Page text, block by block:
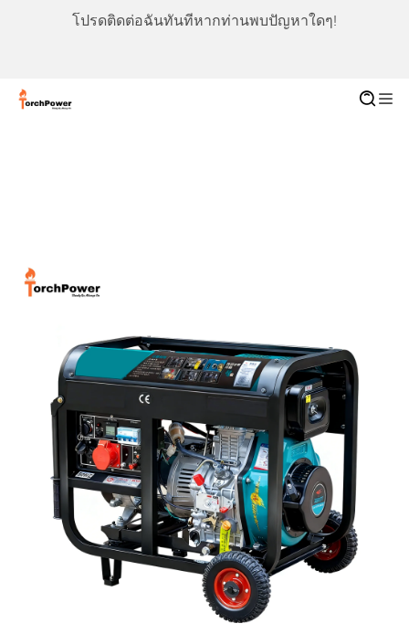
โปรดติดต่อฉันทันทีหากท่านพบปัญหาใดๆ!